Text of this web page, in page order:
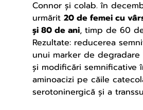
Connor și colab. în
urmărit 20 de femei cu
și 80 de ani, timp de 60
Rezultate: reducerea
unui marker de degradare
și modificări semnificative
aminoacizi pe căile
serotoninergică și a